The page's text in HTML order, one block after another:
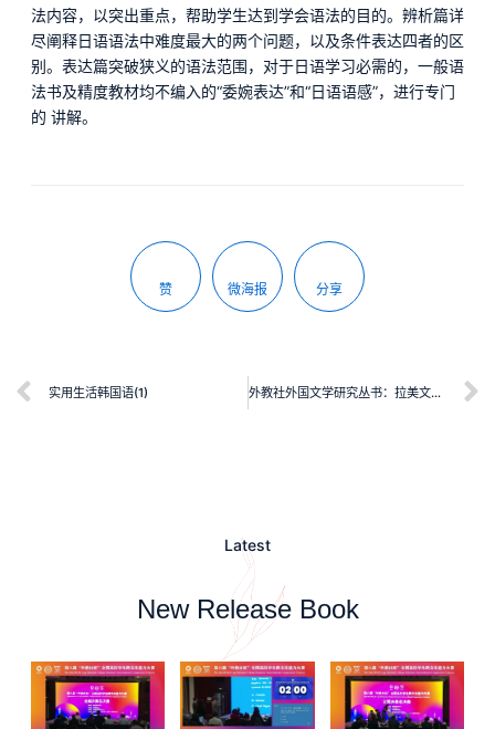
法内容，以突出重点，帮助学生达到学会语法的目的。辨析篇详
尽阐释日语语法中难度最大的两个问题，以及条件表达四者的区
别。表达篇突破狭义的语法范围，对于日语学习必需的，一般语
法书及精度教材均不编入的“委婉表达”和“日语语感”，进行专门
的 讲解。
赞 微海报 分享
实用生活韩国语(1) 外教社外国文学研究丛书：拉美文学流派与文化
Latest
New Release Book